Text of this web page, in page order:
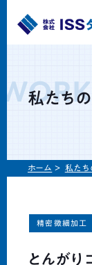
私たち
私たち
事例紹介
私たち
ホーム ＞ 私た
精密微細加工
とんがり